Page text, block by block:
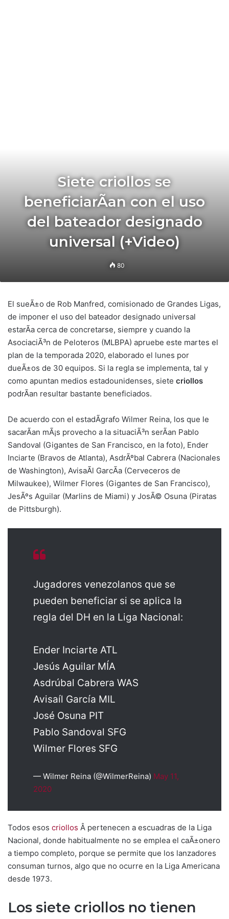
Siete criollos se
beneficiarÃ­an con el uso
del bateador designado
universal (+Video)
80
El sueÃ±o de Rob Manfred, comisionado de Grandes Ligas,
de imponer el uso del bateador designado universal
estarÃ­a cerca de concretarse, siempre y cuando la
AsociaciÃ³n de Peloteros (MLBPA) apruebe este martes el
plan de la temporada 2020, elaborado el lunes por
dueÃ±os de 30 equipos. Si la regla se implementa, tal y
como apuntan medios estadounidenses, siete criollos
podrÃ­an resultar bastante beneficiados.
De acuerdo con el estadÃ­grafo Wilmer Reina, los que le
sacarÃ­an mÃ¡s provecho a la situaciÃ³n serÃ­an Pablo
Sandoval (Gigantes de San Francisco, en la foto), Ender
Inciarte (Bravos de Atlanta), AsdrÃºbal Cabrera (Nacionales
de Washington), AvisaÃ­l GarcÃ­a (Cerveceros de
Milwaukee), Wilmer Flores (Gigantes de San Francisco),
JesÃºs Aguilar (Marlins de Miami) y JosÃ© Osuna (Piratas
de Pittsburgh).
Jugadores venezolanos que se
pueden beneficiar si se aplica la
regla del DH en la Liga Nacional:
Ender Inciarte ATL
Jesús Aguilar MÍA
Asdrúbal Cabrera WAS
Avisaíl García MIL
José Osuna PIT
Pablo Sandoval SFG
Wilmer Flores SFG
— Wilmer Reina (@WilmerReina) May 11,
2020
Todos esos criollos Â pertenecen a escuadras de la Liga
Nacional, donde habitualmente no se emplea el caÃ±onero
a tiempo completo, porque se permite que los lanzadores
consuman turnos, algo que no ocurre en la Liga Americana
desde 1973.
Los siete criollos no tienen